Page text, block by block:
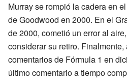
Murray se rompió la cadera en
de Goodwood en 2000. En el
de 2000, cometió un error al
considerar su retiro.
comentarios de Fórmula 1 en
último comentario a tiempo